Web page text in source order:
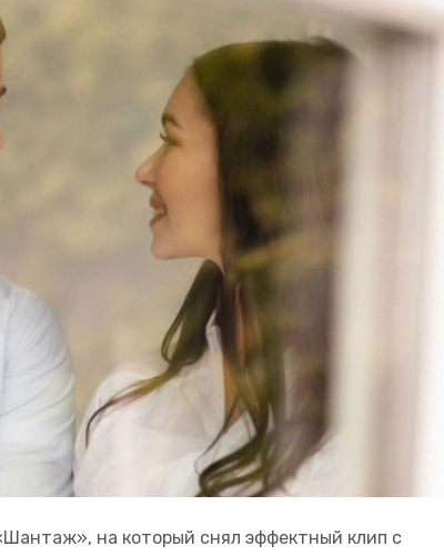
на который снял эффектный клип с